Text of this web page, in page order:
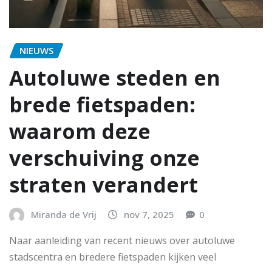
NIEUWS
Autoluwe steden en
brede fietspaden:
waarom deze
verschuiving onze
straten verandert
Miranda de Vrij nov 7, 2025 0
Naar aanleiding van recent nieuws over autoluwe
stadscentra en bredere fietspaden kijken veel